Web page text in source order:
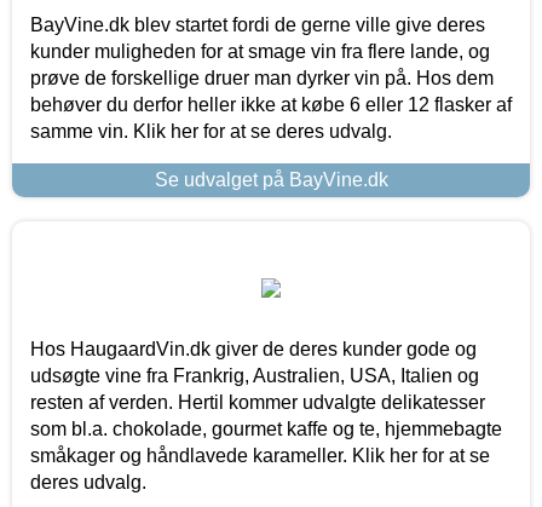
BayVine.dk blev startet fordi de gerne ville give deres
kunder muligheden for at smage vin fra flere lande, og
prøve de forskellige druer man dyrker vin på. Hos dem
behøver du derfor heller ikke at købe 6 eller 12 flasker af
samme vin. Klik her for at se deres udvalg.
Se udvalget på BayVine.dk
Hos HaugaardVin.dk giver de deres kunder gode og
udsøgte vine fra Frankrig, Australien, USA, Italien og
resten af verden. Hertil kommer udvalgte delikatesser
som bl.a. chokolade, gourmet kaffe og te, hjemmebagte
småkager og håndlavede karameller. Klik her for at se
deres udvalg.